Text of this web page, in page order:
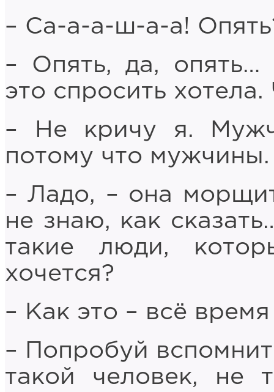
– Са-а-а-ш-а-а!
– Опять, да,
это спросить
– Не кричу я.
потому что
– Ладо, – она
не знаю, как
такие люди,
хочется?
– Как это – всё
– Попробуй
такой человек, не